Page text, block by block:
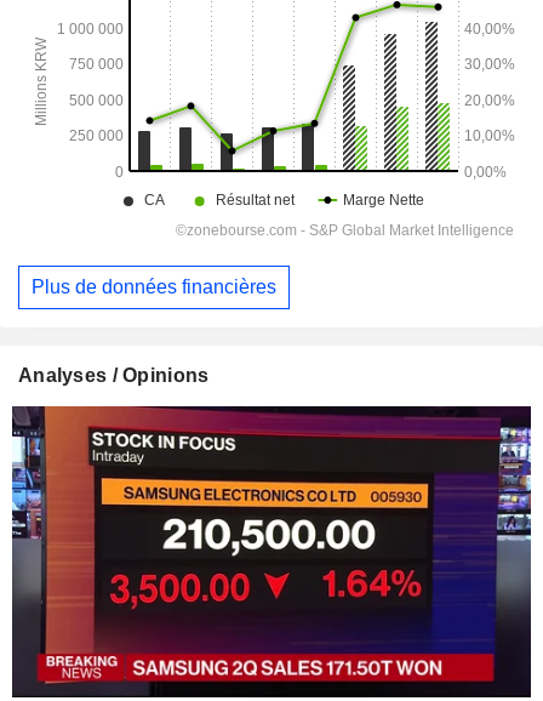
Plus de données financières
Analyses / Opinions